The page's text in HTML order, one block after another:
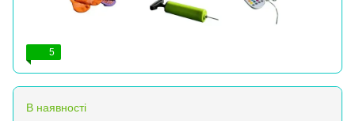
5
В наявності